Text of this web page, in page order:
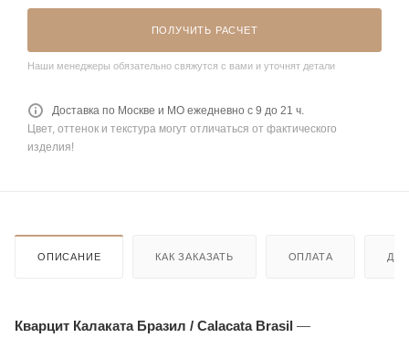
ПОЛУЧИТЬ РАСЧЕТ
Наши менеджеры обязательно свяжутся с вами и уточнят детали
Доставка по Москве и МО ежедневно с 9 до 21 ч.
Цвет, оттенок и текстура могут отличаться от фактического
изделия!
ОПИСАНИЕ КАК ЗАКАЗАТЬ ОПЛАТА
Кварцит Калаката Бразил / Calacata Brasil —